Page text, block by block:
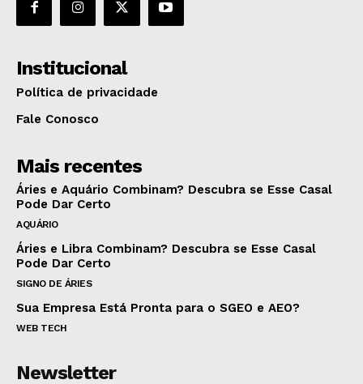
Institucional
Política de privacidade
Fale Conosco
Mais recentes
Áries e Aquário Combinam? Descubra se Esse Casal
Pode Dar Certo
AQUÁRIO
Áries e Libra Combinam? Descubra se Esse Casal
Pode Dar Certo
SIGNO DE ÁRIES
Sua Empresa Está Pronta para o SGEO e AEO?
WEB TECH
Newsletter